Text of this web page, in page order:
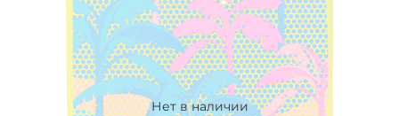
Нет в наличии